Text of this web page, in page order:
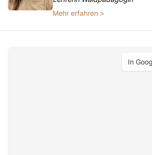
Mehr erfahren >
In